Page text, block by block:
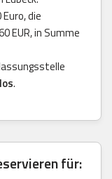
die
EUR, in Summe
.
für: